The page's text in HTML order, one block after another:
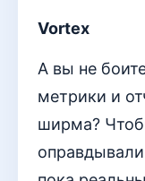
Vortex
А вы не
метрики и
ширма?